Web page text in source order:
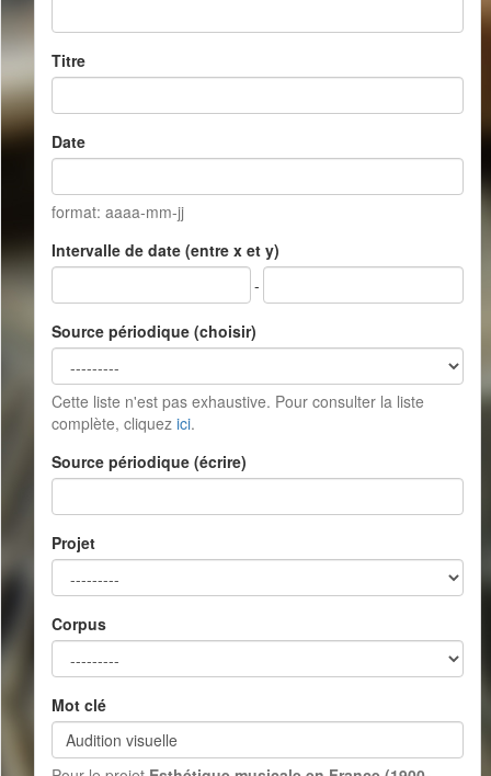
Titre
Date
format: aaaa-mm-jj
Intervalle de date (entre x et y)
-
Source périodique (choisir)
Cette liste n'est pas exhaustive. Pour consulter la liste
complète, cliquez ici.
Source périodique (écrire)
Projet
Corpus
Mot clé